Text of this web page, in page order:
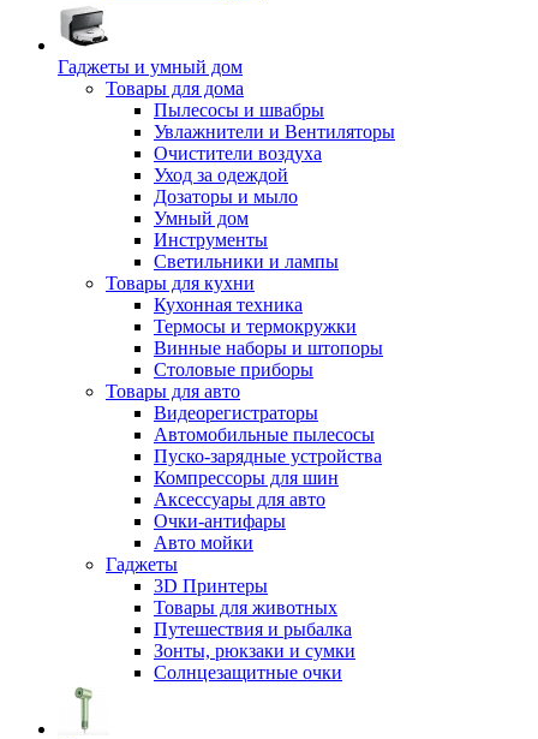
Гаджеты и умный дом
Товары для дома
Пылесосы и швабры
Увлажнители и Вентиляторы
Очистители воздуха
Уход за одеждой
Дозаторы и мыло
Умный дом
Инструменты
Светильники и лампы
Товары для кухни
Кухонная техника
Термосы и термокружки
Винные наборы и штопоры
Столовые приборы
Товары для авто
Видеорегистраторы
Автомобильные пылесосы
Пуско-зарядные устройства
Компрессоры для шин
Аксессуары для авто
Очки-антифары
Авто мойки
Гаджеты
3D Принтеры
Товары для животных
Путешествия и рыбалка
Зонты, рюкзаки и сумки
Солнцезащитные очки